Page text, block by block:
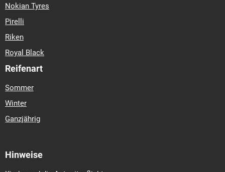
Nokian Tyres
Pirelli
Riken
Royal Black
Reifenart
Sommer
Winter
Ganzjährig
Hinweise